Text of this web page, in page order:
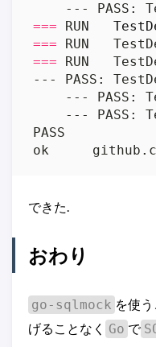
--- PASS:
=== RUN
===
===
--- PASS:
--- PASS:
--- PASS:
できた.
おわり
go-sqlmock を使
げることなく Go で